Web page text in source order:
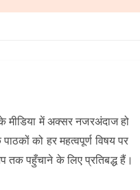
मीडिया में अक्सर नजरअंदाज हो
को हर महत्वपूर्ण विषय पर
पहुँचाने के लिए प्रतिबद्ध हैं।